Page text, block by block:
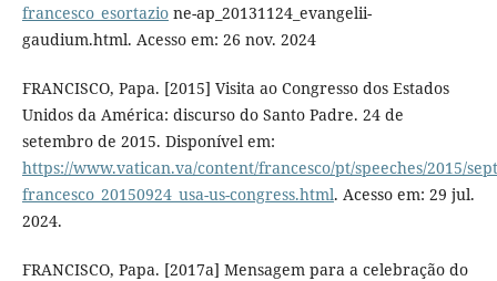
francesco_esortazione-ap_20131124_evangelii-
gaudium.html. Acesso em: 26 nov. 2024
FRANCISCO, Papa. [2015] Visita ao Congresso dos Estados
Unidos da América: discurso do Santo Padre. 24 de
setembro de 2015. Disponível em:
https://www.vatican.va/content/francesco/pt/speeches/2015/
francesco_20150924_usa-us-congress.html. Acesso em: 29 jul.
2024.
FRANCISCO, Papa. [2017a] Mensagem para a celebração do